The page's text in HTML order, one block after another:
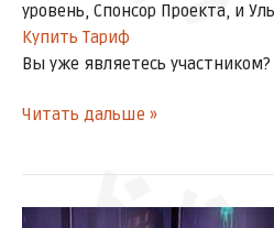
уровень, Спонсор Проекта, и
Купить Тариф
Вы уже являетесь участником?
Читать дальше »
[Глава